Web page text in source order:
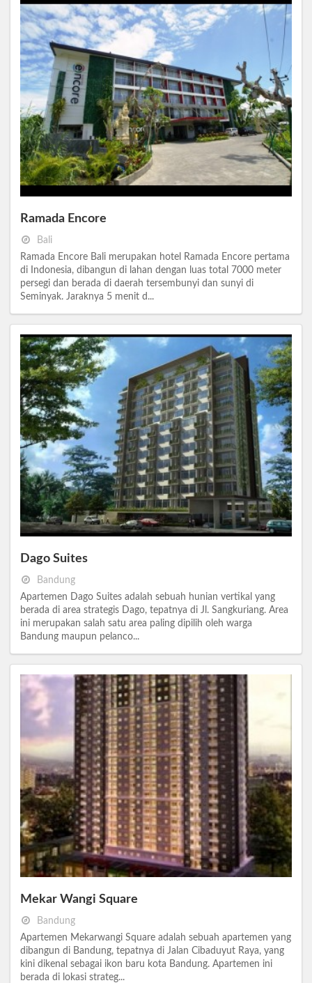
Ramada Encore
Bali
Ramada Encore Bali merupakan hotel Ramada Encore pertama
di Indonesia, dibangun di lahan dengan luas total 7000 meter
persegi dan berada di daerah tersembunyi dan sunyi di
Seminyak. Jaraknya 5 menit d...
Dago Suites
Bandung
Apartemen Dago Suites adalah sebuah hunian vertikal yang
berada di area strategis Dago, tepatnya di Jl. Sangkuriang. Area
ini merupakan salah satu area paling dipilih oleh warga
Bandung maupun pelanco...
Mekar Wangi Square
Bandung
Apartemen Mekarwangi Square adalah sebuah apartemen yang
dibangun di Bandung, tepatnya di Jalan Cibaduyut Raya, yang
kini dikenal sebagai ikon baru kota Bandung. Apartemen ini
berada di lokasi strateg...